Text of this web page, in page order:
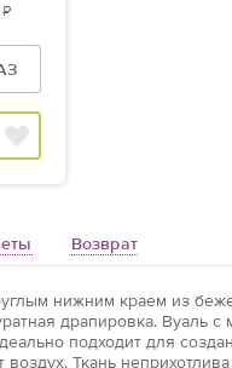
₽
Возврат
нижним краем из
драпировка. Вуаль
подходит для
Ткань